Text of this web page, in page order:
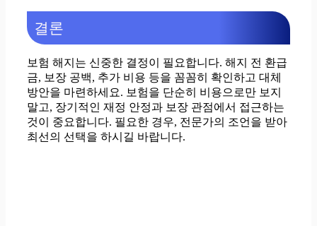
결론
보험 해지는 신중한 결정이 필요합니다. 해지 전 환급
금, 보장 공백, 추가 비용 등을 꼼꼼히 확인하고 대체
방안을 마련하세요. 보험을 단순히 비용으로만 보지
말고, 장기적인 재정 안정과 보장 관점에서 접근하는
것이 중요합니다. 필요한 경우, 전문가의 조언을 받아
최선의 선택을 하시길 바랍니다.